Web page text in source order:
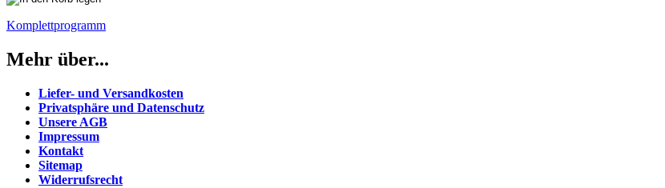
Komplettprogramm
Mehr über...
Liefer- und Versandkosten
Privatsphäre und Datenschutz
Unsere AGB
Impressum
Kontakt
Sitemap
Widerrufsrecht